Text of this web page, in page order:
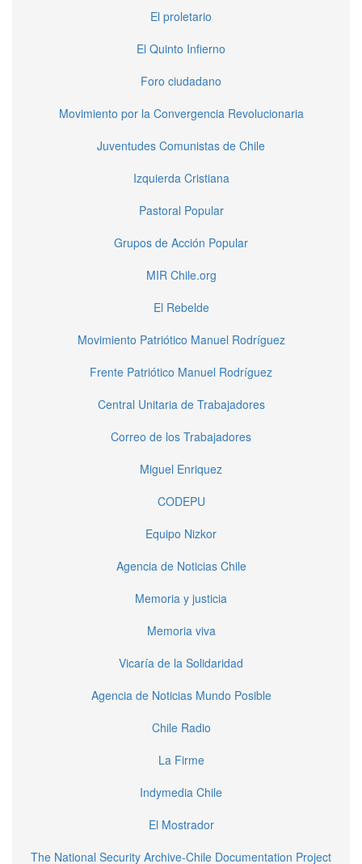
El proletario
El Quinto Infierno
Foro ciudadano
Movimiento por la Convergencia Revolucionaria
Juventudes Comunistas de Chile
Izquierda Cristiana
Pastoral Popular
Grupos de Acción Popular
MIR Chile.org
El Rebelde
Movimiento Patriótico Manuel Rodríguez
Frente Patriótico Manuel Rodríguez
Central Unitaria de Trabajadores
Correo de los Trabajadores
Miguel Enriquez
CODEPU
Equipo Nizkor
Agencia de Noticias Chile
Memoria y justicia
Memoria viva
Vicaría de la Solidaridad
Agencia de Noticias Mundo Posible
Chile Radio
La Firme
Indymedia Chile
El Mostrador
The National Security Archive-Chile Documentation Project